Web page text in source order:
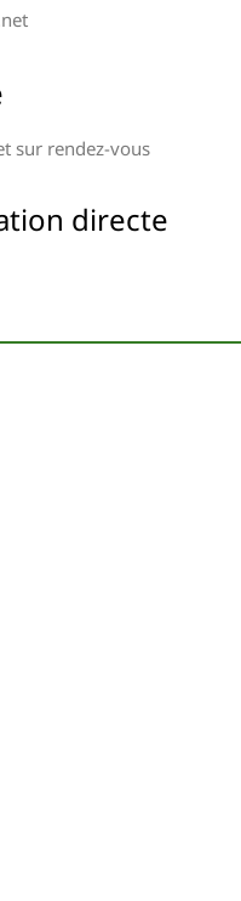
sur rendez-vous
directe